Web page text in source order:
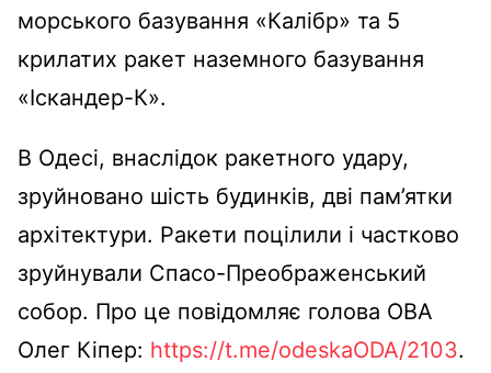
морського базування «Калібр» та 5
крилатих ракет наземного базування
«Іскандер-К».
В Одесі, внаслідок ракетного удару,
зруйновано шість будинків, дві пам’ятки
архітектури. Ракети поцілили і частково
зруйнували Спасо-Преображенський
собор. Про це повідомляє голова ОВА
Олег Кіпер: https://t.me/odeskaODA/2103.